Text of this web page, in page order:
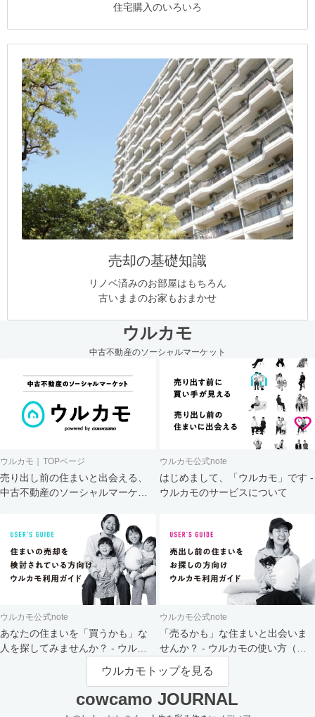
住宅購入のいろいろ
売却の基礎知識
リノベ済みのお部屋はもちろん
古いままのお家もおまかせ
ウルカモ
中古不動産のソーシャルマーケット
ウルカモ｜TOPページ
売り出し前の住まいと出会える、
中古不動産のソーシャルマーケッ
ウルカモ公式note
はじめまして、「ウルカモ」です -
ウルカモのサービスについて
ウルカモ公式note
あなたの住まいを「買うかも」な
人を探してみませんか？ - ウルカ
ウルカモ公式note
「売るかも」な住まいと出会いま
せんか？ - ウルカモの使い方（買
主さま向け）
ウルカモトップを見る
cowcamo JOURNAL